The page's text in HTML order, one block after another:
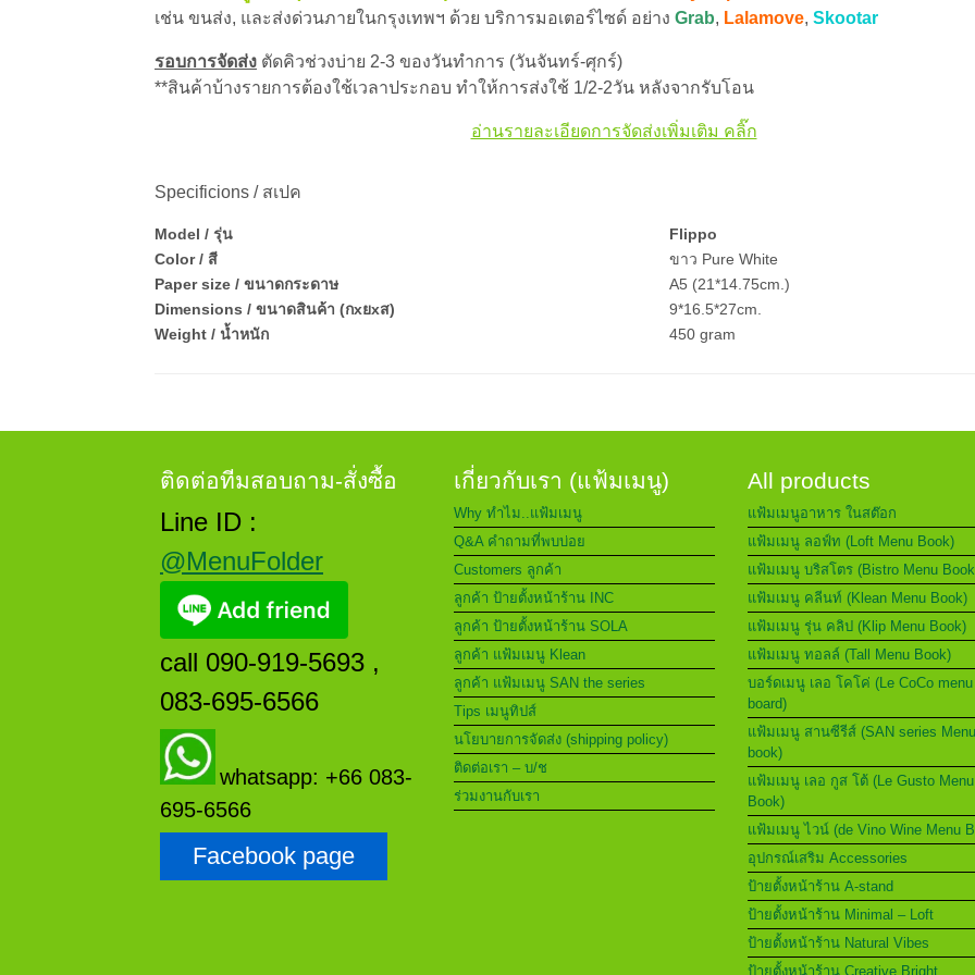
เช่น ขนส่ง, และส่งด่วนภายในกรุงเทพฯ ด้วย บริการมอเตอร์ไซด์ อย่าง Grab, Lalamove, Skootar
รอบการจัดส่ง ตัดคิวช่วงบ่าย 2-3 ของวันทำการ (วันจันทร์-ศุกร์)
**สินค้าบ้างรายการต้องใช้เวลาประกอบ ทำให้การส่งใช้ 1/2-2วัน หลังจากรับโอน
อ่านรายละเอียดการจัดส่งเพิ่มเติม คลิ๊ก
Specificions / สเปค
Model / รุ่น
Flippo
Color / สี
ขาว Pure White
Paper size / ขนาดกระดาษ
A5 (21*14.75cm.)
Dimensions / ขนาดสินค้า (กxยxส)
9*16.5*27cm.
Weight / น้ำหนัก
450 gram
ติดต่อทีมสอบถาม-สั่งซื้อ
Line ID :
@MenuFolder
call 090-919-5693 ,
083-695-6566
whatsapp: +66 083-
695-6566
Facebook page
เกี่ยวกับเรา (แฟ้มเมนู)
Why ทำไม..แฟ้มเมนู
Q&A คำถามที่พบบ่อย
Customers ลูกค้า
ลูกค้า ป้ายตั้งหน้าร้าน INC
ลูกค้า ป้ายตั้งหน้าร้าน SOLA
ลูกค้า แฟ้มเมนู Klean
ลูกค้า แฟ้มเมนู SAN the series
Tips เมนูทิปส์
นโยบายการจัดส่ง (shipping policy)
ติดต่อเรา – บ/ช
ร่วมงานกับเรา
All products
แฟ้มเมนูอาหาร ในสต๊อก
แฟ้มเมนู ลอฟ์ท (Loft Menu Book)
แฟ้มเมนู บริสโตร (Bistro Menu
แฟ้มเมนู คลีนท์ (Klean Menu Book)
แฟ้มเมนู รุ่น คลิป (Klip Menu Book)
แฟ้มเมนู ทอลล์ (Tall Menu Book)
บอร์ดเมนู เลอ โคโค่ (Le CoCo menu
board)
แฟ้มเมนู สานซีรีส์ (SAN series Menu
book)
แฟ้มเมนู เลอ กูส โต้ (Le Gusto Menu
Book)
แฟ้มเมนู ไวน์ (de Vino Wine Menu
อุปกรณ์เสริม Accessories
ป้ายตั้งหน้าร้าน A-stand
ป้ายตั้งหน้าร้าน Minimal – Loft
ป้ายตั้งหน้าร้าน Natural Vibes
ป้ายตั้งหน้าร้าน Creative Bright